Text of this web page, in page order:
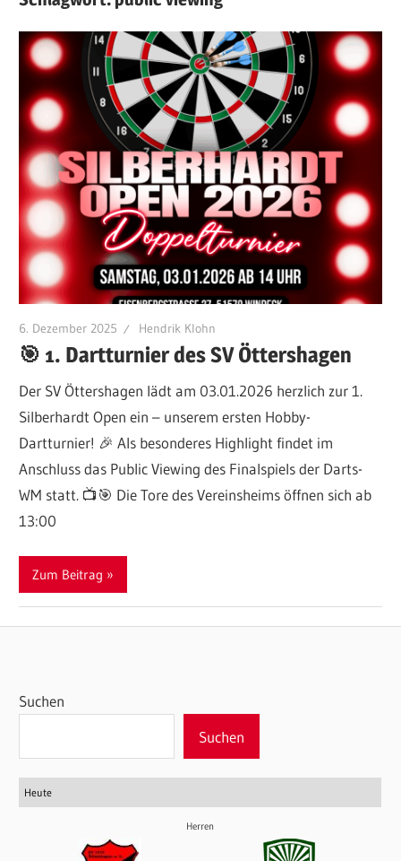
6. Dezember 2025 Hendrik Klohn
🎯 1. Dartturnier des SV Öttershagen
Der SV Öttershagen lädt am 03.01.2026 herzlich zur 1.
Silberhardt Open ein – unserem ersten Hobby-
Dartturnier! 🎉 Als besonderes Highlight findet im
Anschluss das Public Viewing des Finalspiels der Darts-
WM statt. 📺🎯 Die Tore des Vereinsheims öffnen sich ab
13:00
Zum Beitrag
Suchen
Suchen
Heute
Herren